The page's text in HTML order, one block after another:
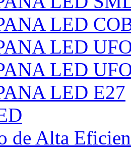
LED
LED
LED
LED E27
de Alta